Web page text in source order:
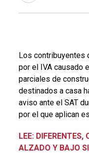
Los contribuyentes
por el IVA causado
parciales de
destinados a casa
aviso ante el SAT
por el que aplican
LEE: DIFERENTES,
ALZADO Y BAJO